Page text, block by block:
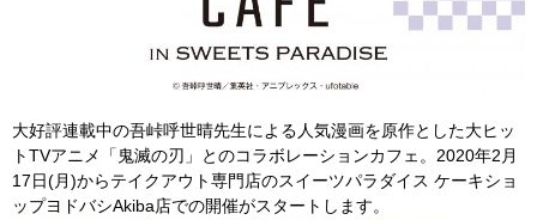
大好評連載中の吾峠呼世晴先生による人気漫画を原作とした大ヒッ
トTVアニメ「鬼滅の刃」とのコラボレーションカフェ。2020年2月
17日(月)からテイクアウト専門店のスイーツパラダイス ケーキショ
ップヨドバシAkiba店での開催がスタートします。